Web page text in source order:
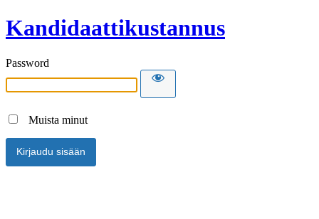
Kandidaattikustannus
Password
Muista minut